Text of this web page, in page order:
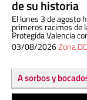
de su historia
El lunes 3 de agosto
primeros racimos de
Protegida Valencia
03/08/2026Zona
A sorbos y